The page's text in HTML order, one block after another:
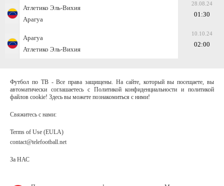
Атлетико Эль-Вихия
Арагуа
28.08.24
01:30
Арагуа
Атлетико Эль-Вихия
10.10.24
02:00
Футбол по ТВ - Все права защищены. На сайте, который вы посещаете, вы
автоматически соглашаетесь с Политикой конфиденциальности и политикой
файлов cookie! Здесь вы можете познакомиться с ними!
Свяжитесь с нами:
Terms of Use (EULA)
contact@telefootball.net
За НАС